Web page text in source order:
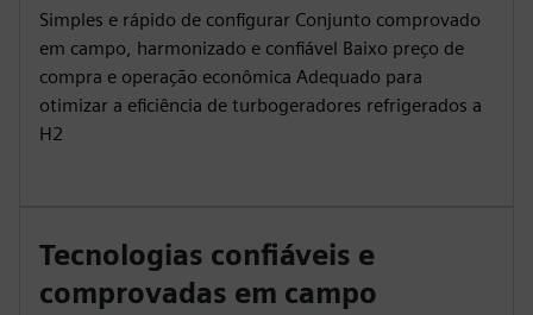
Simples e rápido de configurar Conjunto comprovado
em campo, harmonizado e confiável Baixo preço de
compra e operação econômica Adequado para
otimizar a eficiência de turbogeradores refrigerados a
H2
Tecnologias confiáveis e
comprovadas em campo